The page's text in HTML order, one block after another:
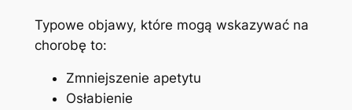
Typowe objawy, które mogą wskazywać na
chorobę to:
Zmniejszenie apetytu
Osłabienie